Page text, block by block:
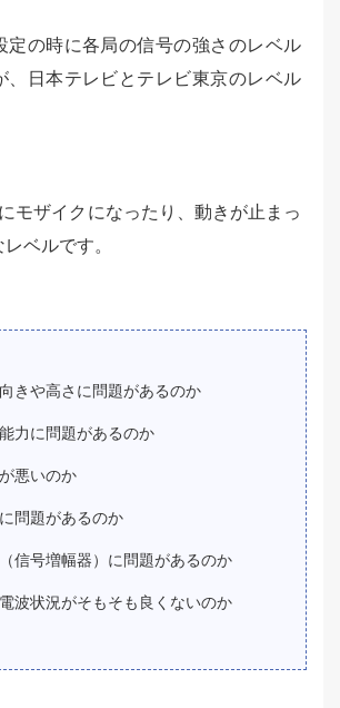
定の時に各局の信号の強さのレベル
、日本テレビとテレビ東京のレベル
モザイクになったり、動きが止まっ
ベルです。
きや高さに問題があるのか
力に問題があるのか
悪いのか
問題があるのか
信号増幅器）に問題があるのか
波状況がそもそも良くないのか